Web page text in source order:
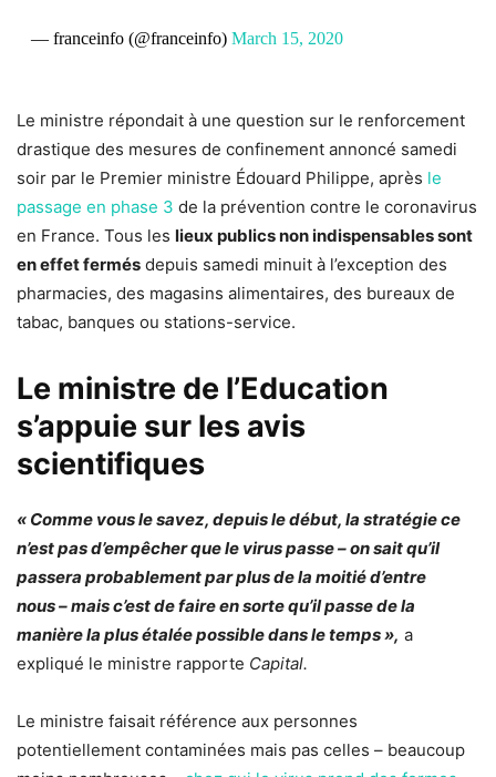
— franceinfo (@franceinfo) March 15, 2020
Le ministre répondait à une question sur le renforcement
drastique des mesures de confinement annoncé samedi
soir par le Premier ministre Édouard Philippe, après le
passage en phase 3 de la prévention contre le coronavirus
en France. Tous les lieux publics non indispensables sont
en effet fermés depuis samedi minuit à l’exception des
pharmacies, des magasins alimentaires, des bureaux de
tabac, banques ou stations-service.
Le ministre de l’Education
s’appuie sur les avis
scientifiques
« Comme vous le savez, depuis le début, la stratégie ce
n’est pas d’empêcher que le virus passe – on sait qu’il
passera probablement par plus de la moitié d’entre
nous – mais c’est de faire en sorte qu’il passe de la
manière la plus étalée possible dans le temps », a
expliqué le ministre rapporte Capital.
Le ministre faisait référence aux personnes
potentiellement contaminées mais pas celles – beaucoup